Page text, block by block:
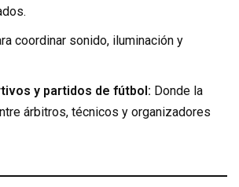
coordinar sonido, iluminación y
y partidos de fútbol: Donde la
árbitros, técnicos y organizadores